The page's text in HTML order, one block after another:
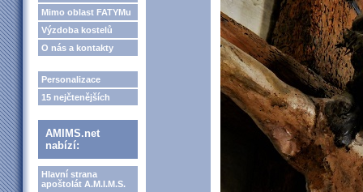
Mimo oblast FATYMu
Výzdoba kostelů
O nás a kontakty
Personalizace
15 nejčtenějších
AMIMS.net
nabízí:
Hlavní strana
apoštolát A.M.I.M.S.